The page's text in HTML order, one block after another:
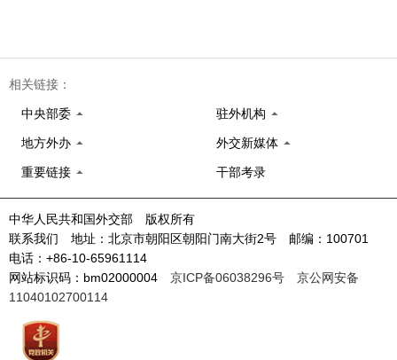
相关链接：
中央部委 驻外机构
地方外办 外交新媒体
重要链接 干部考录
中华人民共和国外交部 版权所有
联系我们 地址：北京市朝阳区朝阳门南大街2号 邮编：100701
电话：+86-10-65961114
网站标识码：bm02000004 京ICP备06038296号
京公网安备
11040102700114